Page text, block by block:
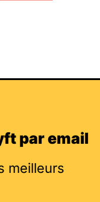
par email
meilleurs